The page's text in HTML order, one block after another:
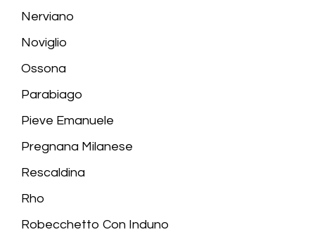
Nerviano
Noviglio
Ossona
Parabiago
Pieve Emanuele
Pregnana Milanese
Rescaldina
Rho
Robecchetto Con Induno